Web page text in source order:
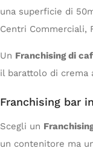
una superficie di
Centri Commerciali,
Un Franchising di
il barattolo di crema
Franchising bar
Scegli un
un contenitore ma